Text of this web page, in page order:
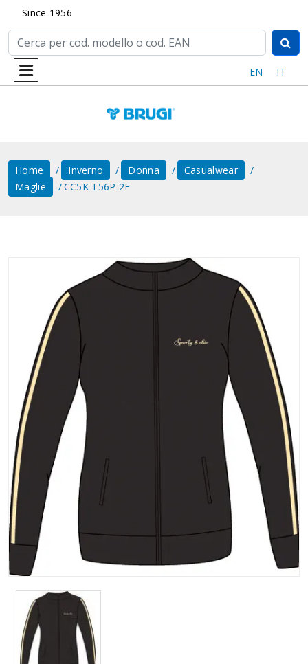
Since 1956
EN IT
Home Inverno Donna
Casualwear
Maglie
CC5K T56P 2F